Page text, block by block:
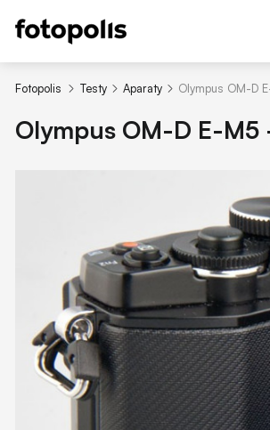
Fotopolis Testy Aparaty Olympus OM-D
Olympus OM-D E-M5